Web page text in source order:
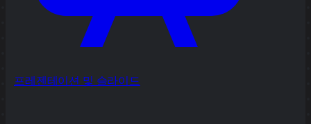
프레젠테이션 및 슬라이드